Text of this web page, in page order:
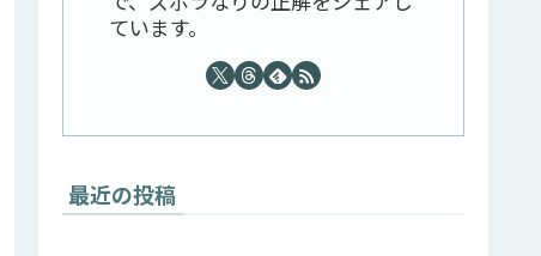
ています。
最近の投稿